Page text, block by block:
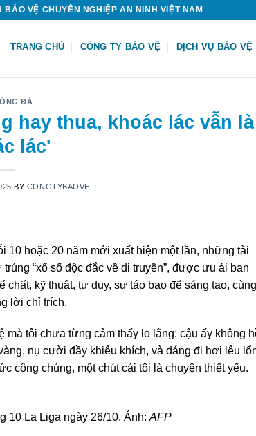
VỆ CHUYÊN NGHIỆP AN NINH VIỆT NAM
TRANG CHỦ CÔNG TY BẢO VỆ DỊCH VỤ BẢO VỆ
ĐÁ
hay thua, khoác lác vẫn là
lác'
BY CONGTYBAOVE
10 hoặc 20 năm mới xuất hiện một lần, những tài
“xổ số độc đắc về di truyền”, được ưu ái ban
chất, kỹ thuật, tư duy, sự táo bạo để sáng tạo, cùng
lời chỉ trích.
mà tôi chưa từng cảm thấy lo lắng: cậu ấy không
nụ cười đầy khiêu khích, và dáng đi hơi lêu
công chúng, một chút cái tôi là chuyện thiết yếu.
10 La Liga ngày 26/10. Ảnh:AFP